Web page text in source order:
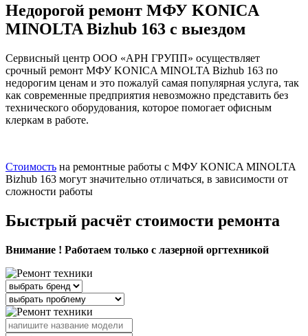
Недорогой ремонт МФУ KONICA
MINOLTA Bizhub 163 с выездом
Сервисный центр ООО «АРН ГРУПП» осуществляет
срочный ремонт МФУ KONICA MINOLTA Bizhub 163 по
недорогим ценам и это пожалуй самая популярная услуга, так
как современные предприятия невозможно представить без
технического оборудования, которое помогает офисным
клеркам в работе.
Стоимость на ремонтные работы с МФУ KONICA MINOLTA
Bizhub 163 могут значительно отличаться, в зависимости от
сложности работы
Быстрый расчёт стоимости ремонта
Внимание ! Работаем только с лазерной оргтехникой